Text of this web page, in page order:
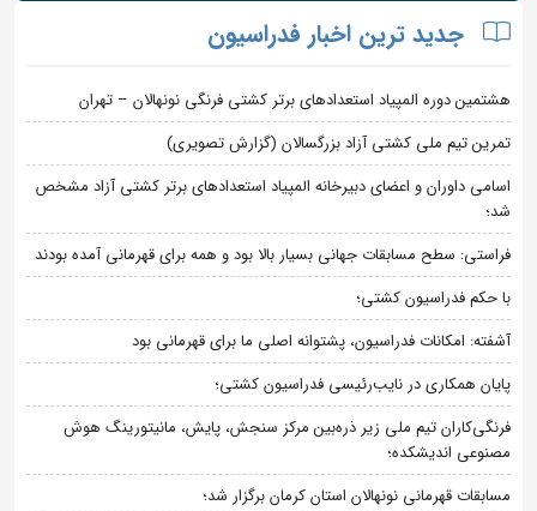
جدید ترین اخبار فدراسیون
هشتمین دوره المپیاد استعدادهای برتر کشتی فرنگی نونهالان – تهران
تمرین تیم ملی کشتی آزاد بزرگسالان (گزارش تصویری)
اسامی داوران و اعضای دبیرخانه المپیاد استعدادهای برتر کشتی آزاد مشخص
شد؛
فراستی: سطح مسابقات جهانی بسیار بالا بود و همه برای قهرمانی آمده بودند
با حکم فدراسیون کشتی؛
آشفته: امکانات فدراسیون، پشتوانه اصلی ما برای قهرمانی بود
پایان همکاری در نایب‌رئیسی فدراسیون کشتی؛
فرنگی‌کاران تیم ملی زیر ذره‌بین مرکز سنجش، پایش، مانیتورینگ هوش
مصنوعی اندیشکده؛
مسابقات قهرمانی نونهالان استان کرمان برگزار شد؛